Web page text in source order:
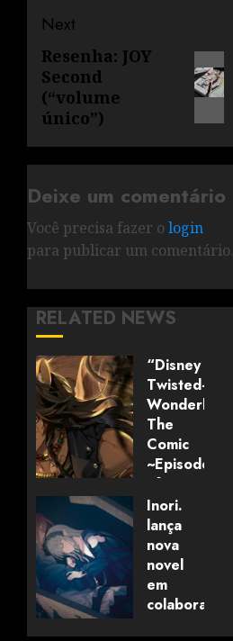
Next
Resenha: JOY
Second
(“volume
único”)
Deixe um comentário
Você precisa fazer o login
para publicar um comentário.
RELATED NEWS
“Disney
Twisted-
Wonderland:
The
Comic
~Episode
of
Savanaclaw~”
anunciado
pela
Universo
dos
Livros
Inori.
lança
nova
novel
em
colaboração